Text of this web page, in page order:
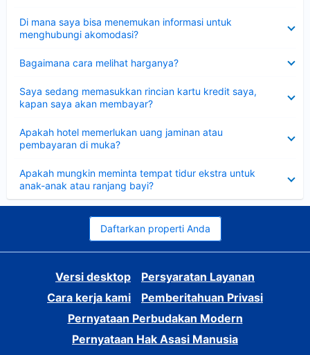
Di mana saya bisa menemukan informasi untuk
menghubungi akomodasi?
Bagaimana cara melihat harganya?
Saya sedang memasukkan rincian kartu kredit saya,
kapan saya akan membayar?
Apakah hotel memerlukan uang jaminan atau
pembayaran di muka?
Apakah mungkin meminta tempat tidur ekstra untuk
anak-anak atau ranjang bayi?
Daftarkan properti Anda
Versi desktop
Persyaratan Layanan
Cara kerja kami
Pemberitahuan Privasi
Pernyataan Perbudakan Modern
Pernyataan Hak Asasi Manusia